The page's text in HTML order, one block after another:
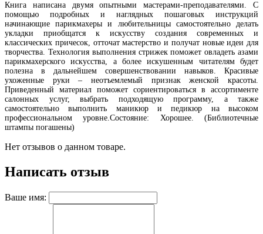
Книга написана двумя опытными мастерами-преподавателями. С
помощью подробных и наглядных пошаговых инструкций
начинающие парикмахеры и любительницы самостоятельно делать
укладки приобщатся к искусству создания современных и
классических причесок, отточат мастерство и получат новые идеи для
творчества. Технология выполнения стрижек поможет овладеть азами
парикмахерского искусства, а более искушенным читателям будет
полезна в дальнейшем совершенствовании навыков. Красивые
ухоженные руки – неотъемлемый признак женской красоты.
Приведенный материал поможет сориентироваться в ассортименте
салонных услуг, выбрать подходящую программу, а также
самостоятельно выполнить маникюр и педикюр на высоком
профессиональном уровне.Состояние: Хорошее. (Библиотечные
штампы погашены)
Нет отзывов о данном товаре.
Написать отзыв
Ваше имя: